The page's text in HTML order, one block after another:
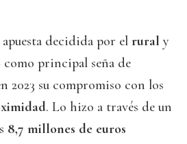
decidida por el rural y
como principal seña de
2023 su compromiso con los
. Lo hizo a través de un
8,7 millones de euros